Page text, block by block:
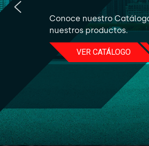
Conoce nuestro
nuestros productos.
VER CATÁLOGO